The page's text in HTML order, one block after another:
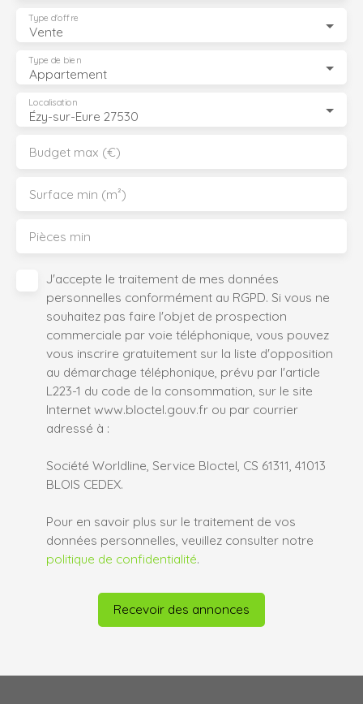
Vente
Type d'offre
Appartement
Type de bien
Ézy-sur-Eure 27530
Localisation
Budget max (€)
Surface min (m²)
Pièces min
J'accepte le traitement de mes données
personnelles conformément au RGPD. Si vous ne
souhaitez pas faire l'objet de prospection
commerciale par voie téléphonique, vous pouvez
vous inscrire gratuitement sur la liste d'opposition
au démarchage téléphonique, prévu par l'article
L223-1 du code de la consommation, sur le site
Internet www.bloctel.gouv.fr ou par courrier
adressé à :
Société Worldline, Service Bloctel, CS 61311, 41013
BLOIS CEDEX.
Pour en savoir plus sur le traitement de vos
données personnelles, veuillez consulter notre
politique de confidentialité.
Recevoir des annonces